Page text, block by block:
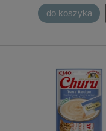
do koszyka